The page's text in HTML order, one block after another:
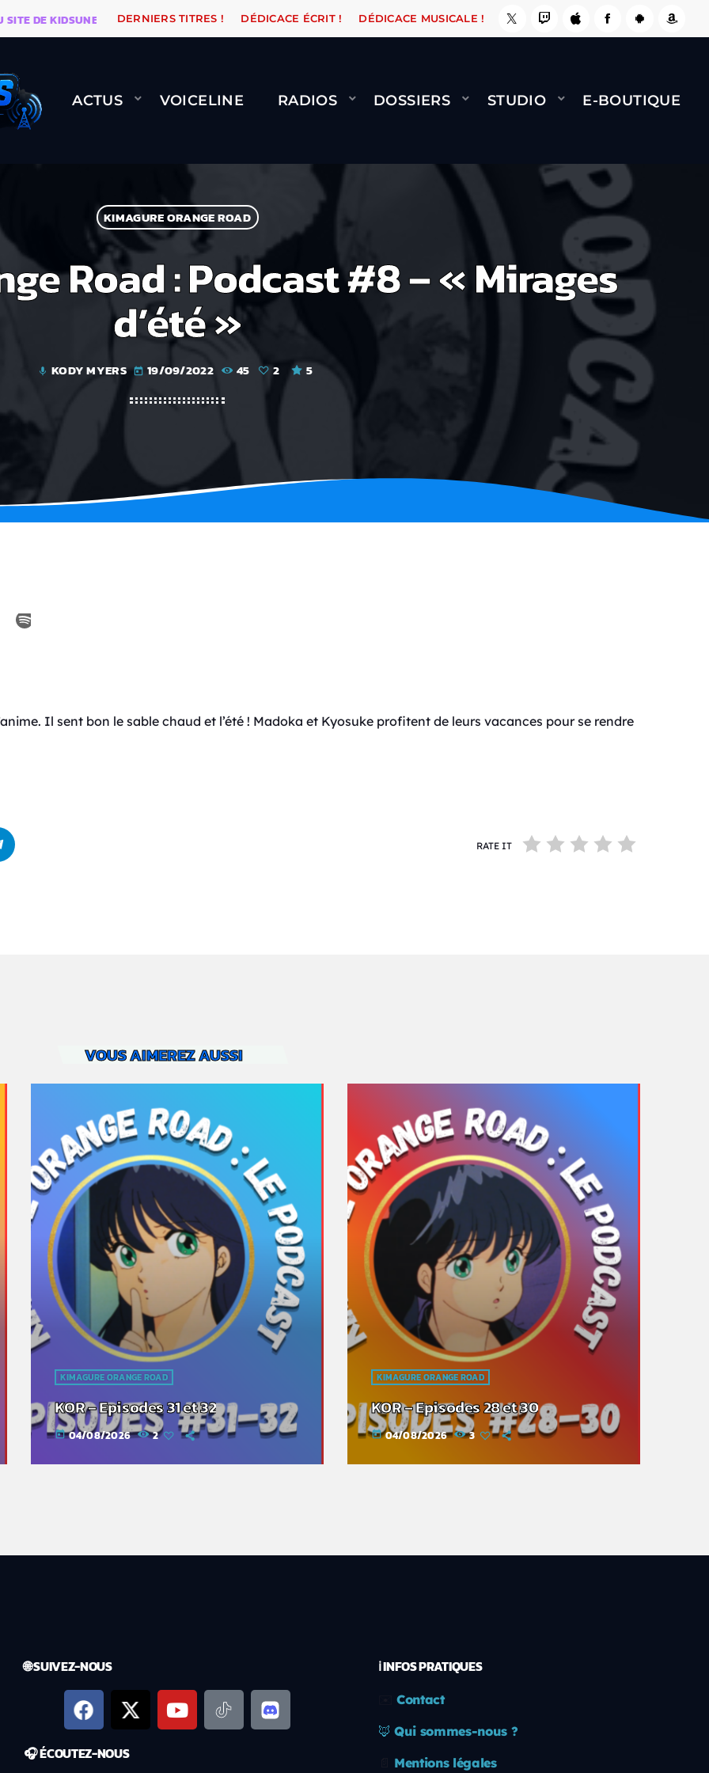
DE KIDSUNE WARÉTRO ORANGE ROAD QUI PASSE, ÇA LE FAIT ! NAMI BERNARD MINET - FLY
DERNIERS TITRES ! DÉDICACE ÉCRIT ! DÉDICACE MUSICALE !
ACTUS VOICELINE RADIOS DOSSIERS STUDIO E-BOUTIQUE
KIMAGURE ORANGE ROAD
Road : Podcast #8 – « Mirages
d’été »
mic KODY MYERS today 19/09/2022 45 2 5
Il sent bon le sable chaud et l’été ! Madoka et Kyosuke profitent de leurs vacances pour se rendre
RATE IT
VOUS AIMEREZ AUSSI
KIMAGURE ORANGE ROAD
KOR – Episodes 31 et 32
today 04/08/2026 2
KIMAGURE ORANGE ROAD
KOR – Episodes 28 et 30
today 04/08/2026 3
🌐 SUIVEZ-NOUS
🎧 ÉCOUTEZ-NOUS
ℹ️ INFOS PRATIQUES
Contact
🦊 Qui sommes-nous ?
Mentions légales